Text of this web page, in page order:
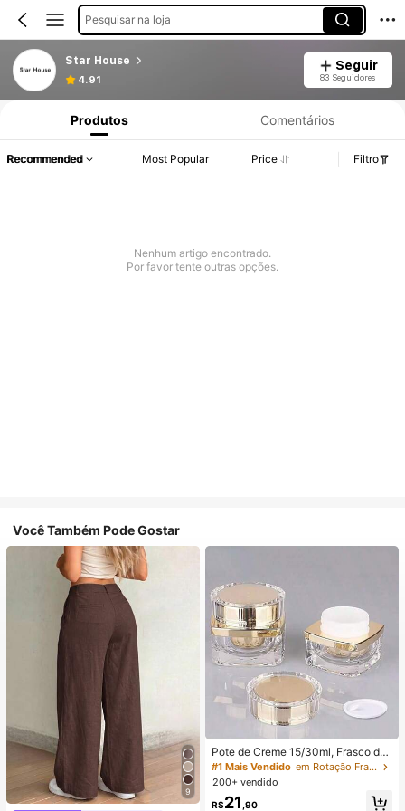
Pesquisar na loja
Star House
4.91
Seguir
83 Seguidores
Produtos Comentários
Recommended Most Popular Price Filtro
Nenhum artigo encontrado.
Por favor tente outras opções.
Você Também Pode Gostar
9
Pote de Creme 15/30ml, Frasco de
Creme Facial, Frasco de Creme par
a os Olhos, Embalagem Cosmética
de Acrílico de Alta Qualidade, Frasc
o Dispensador
#1 Mais Vendido
em Rotação Frascos de spray
200+ vendido
R$21 ,90